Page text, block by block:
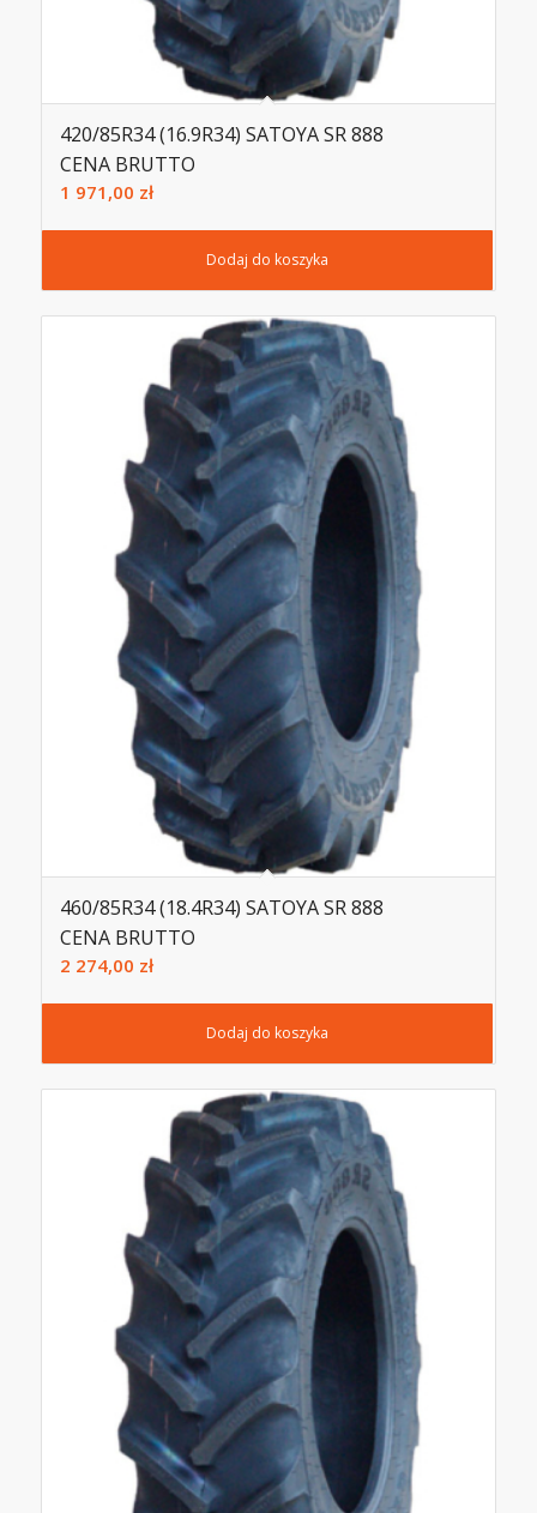
420/85R34 (16.9R34) SATOYA SR 888
CENA BRUTTO
1 971,00 zł
Dodaj do koszyka
460/85R34 (18.4R34) SATOYA SR 888
CENA BRUTTO
2 274,00 zł
Dodaj do koszyka